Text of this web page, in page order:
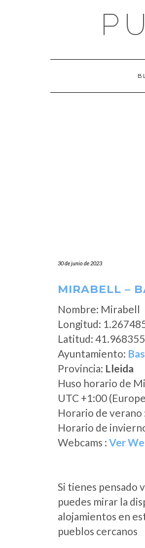
30 de junio de 2023
MIRABELL –
Nombre: Mirabell
Longitud:
Latitud:
Ayuntamiento:
Provincia: Lleida
Huso horario de
UTC +1:00
Horario de verano
Horario de
Webcams : Ver
Si tienes pensado
puedes mirar la
alojamientos en
pueblos cercanos